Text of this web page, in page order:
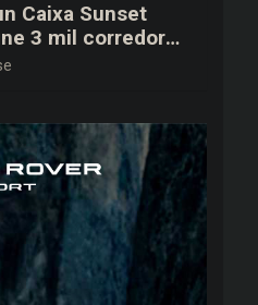
Caixa Sunset
3 mil corredores
Aeroporto de